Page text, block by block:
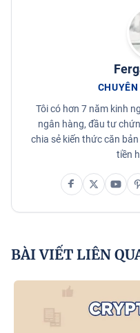
Tôi có hơn 7 năm kinh
ngân hàng, đầu tư
chia sẻ kiến thức căn
tiền
BÀI VIẾT LIÊN